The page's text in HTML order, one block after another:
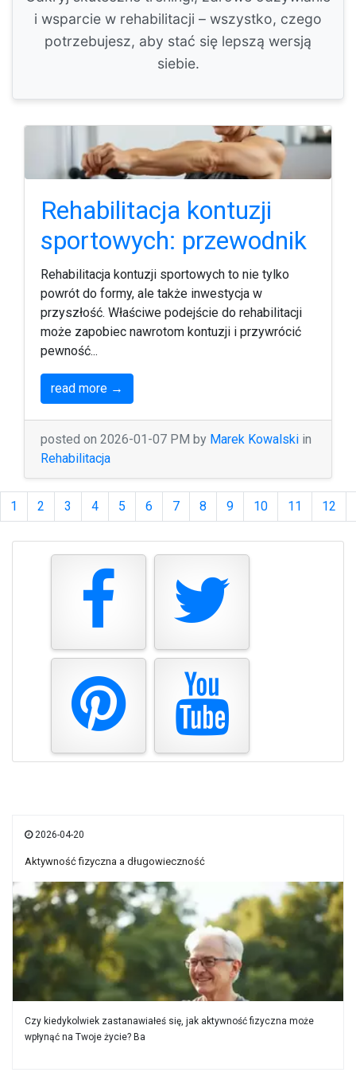
i wsparcie w rehabilitacji – wszystko, czego
potrzebujesz, aby stać się lepszą wersją
siebie.
Rehabilitacja kontuzji
sportowych: przewodnik
Rehabilitacja kontuzji sportowych to nie tylko
powrót do formy, ale także inwestycja w
przyszłość. Właściwe podejście do rehabilitacji
może zapobiec nawrotom kontuzji i przywrócić
pewność...
read more →
posted on 2026-01-07 PM by Marek Kowalski in
Rehabilitacja
1 2 3 4 5 6 7 8 9 10 11 12
2026-04-20
Aktywność fizyczna a długowieczność
Czy kiedykolwiek zastanawiałeś się, jak aktywność fizyczna może
wpłynąć na Twoje życie? Ba